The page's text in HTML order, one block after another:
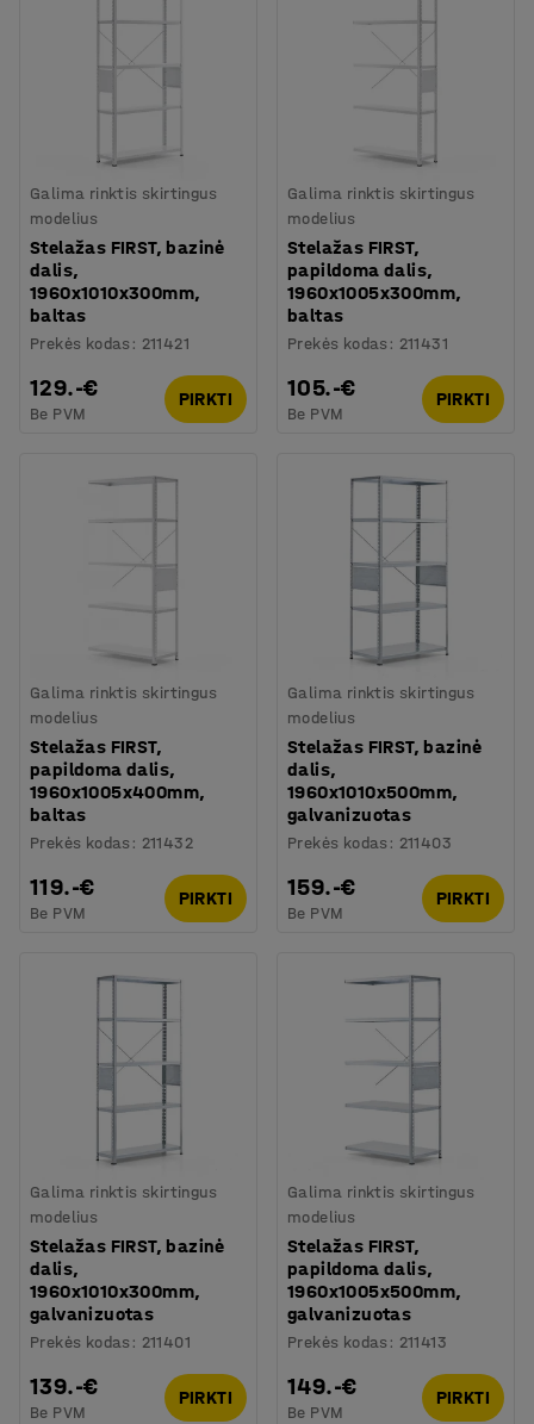
Galima rinktis skirtingus
modelius
Stelažas FIRST, bazinė
dalis,
1960x1010x300mm,
baltas
Prekės kodas : 211421
129.-€
Be PVM
PIRKTI
Galima rinktis skirtingus
modelius
Stelažas FIRST,
papildoma dalis,
1960x1005x300mm,
baltas
Prekės kodas : 211431
105.-€
Be PVM
PIRKTI
Galima rinktis skirtingus
modelius
Stelažas FIRST,
papildoma dalis,
1960x1005x400mm,
baltas
Prekės kodas : 211432
119.-€
Be PVM
PIRKTI
Galima rinktis skirtingus
modelius
Stelažas FIRST, bazinė
dalis,
1960x1010x500mm,
galvanizuotas
Prekės kodas : 211403
159.-€
Be PVM
PIRKTI
Galima rinktis skirtingus
modelius
Stelažas FIRST, bazinė
dalis,
1960x1010x300mm,
galvanizuotas
Prekės kodas : 211401
139.-€
Be PVM
PIRKTI
Galima rinktis skirtingus
modelius
Stelažas FIRST,
papildoma dalis,
1960x1005x500mm,
galvanizuotas
Prekės kodas : 211413
149.-€
Be PVM
PIRKTI